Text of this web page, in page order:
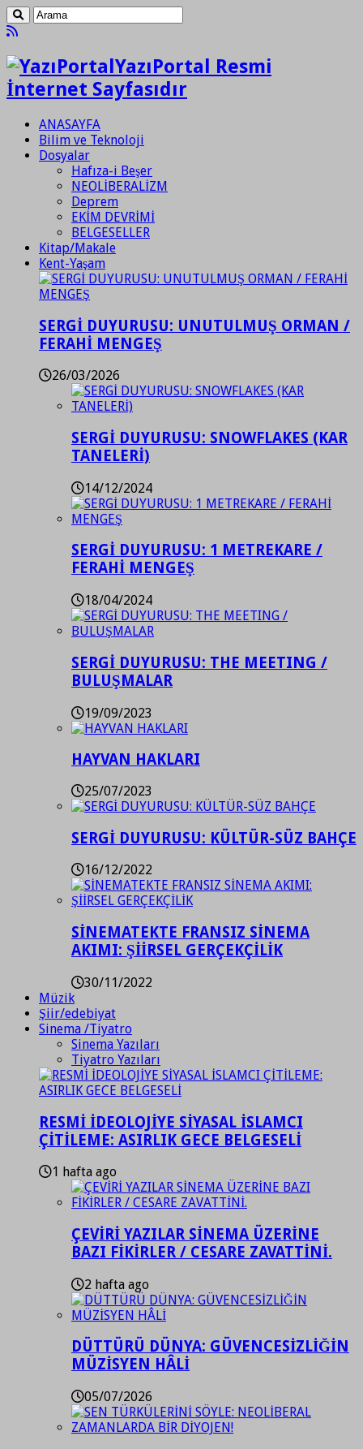
YazıPortal Resmi
İnternet Sayfasıdır
ANASAYFA
Bilim ve Teknoloji
Dosyalar
Hafıza-i Beşer
NEOLİBERALİZM
Deprem
EKİM DEVRİMİ
BELGESELLER
Kitap/Makale
Kent-Yaşam
SERGİ DUYURUSU: UNUTULMUŞ ORMAN /
FERAHİ MENGEŞ
26/03/2026
SERGİ DUYURUSU: SNOWFLAKES (KAR
TANELERİ)
14/12/2024
SERGİ DUYURUSU: 1 METREKARE /
FERAHİ MENGEŞ
18/04/2024
SERGİ DUYURUSU: THE MEETING /
BULUŞMALAR
19/09/2023
HAYVAN HAKLARI
25/07/2023
SERGİ DUYURUSU: KÜLTÜR-SÜZ BAHÇE
16/12/2022
SİNEMATEKTE FRANSIZ SİNEMA
AKIMI: ŞİİRSEL GERÇEKÇİLİK
30/11/2022
Müzik
Şiir/edebiyat
Sinema /Tiyatro
Sinema Yazıları
Tiyatro Yazıları
RESMİ İDEOLOJİYE SİYASAL İSLAMCI
ÇİTİLEME: ASIRLIK GECE BELGESELİ
1 hafta ago
ÇEVİRİ YAZILAR SİNEMA ÜZERİNE
BAZI FİKİRLER / CESARE ZAVATTİNİ.
2 hafta ago
DÜTTÜRÜ DÜNYA: GÜVENCESİZLİĞİN
MÜZİSYEN HÂLİ
05/07/2026